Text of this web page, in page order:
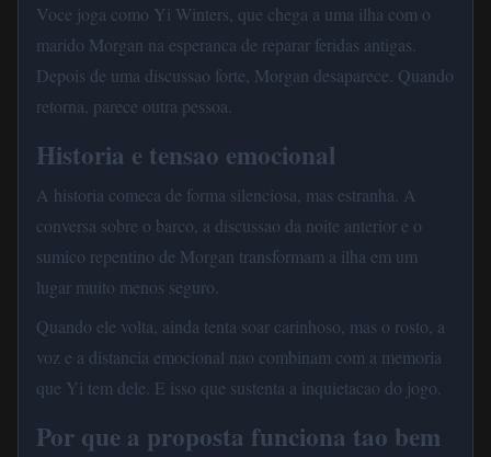
Voce joga como Yi Winters, que chega a uma ilha com o
marido Morgan na esperanca de reparar feridas antigas.
Depois de uma discussao forte, Morgan desaparece. Quando
retorna, parece outra pessoa.
Historia e tensao emocional
A historia comeca de forma silenciosa, mas estranha. A
conversa sobre o barco, a discussao da noite anterior e o
sumico repentino de Morgan transformam a ilha em um
lugar muito menos seguro.
Quando ele volta, ainda tenta soar carinhoso, mas o rosto, a
voz e a distancia emocional nao combinam com a memoria
que Yi tem dele. E isso que sustenta a inquietacao do jogo.
Por que a proposta funciona tao bem